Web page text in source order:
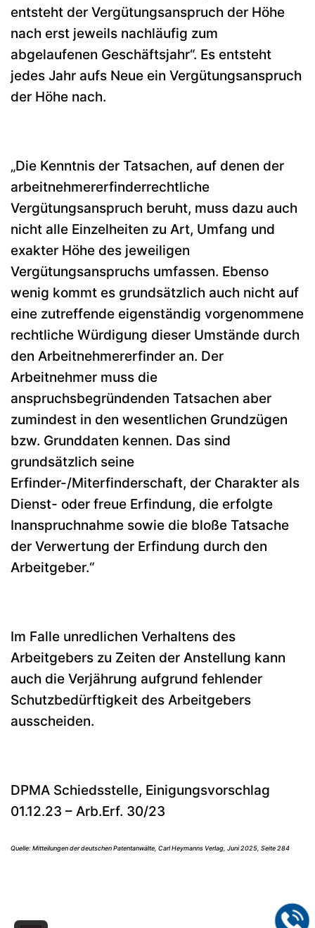
entsteht der Vergütungsanspruch der Höhe
nach erst jeweils nachläufig zum
abgelaufenen Geschäftsjahr“. Es entsteht
jedes Jahr aufs Neue ein Vergütungsanspruch
der Höhe nach.
„Die Kenntnis der Tatsachen, auf denen der
arbeitnehmererfinderrechtliche
Vergütungsanspruch beruht, muss dazu auch
nicht alle Einzelheiten zu Art, Umfang und
exakter Höhe des jeweiligen
Vergütungsanspruchs umfassen. Ebenso
wenig kommt es grundsätzlich auch nicht auf
eine zutreffende eigenständig vorgenommene
rechtliche Würdigung dieser Umstände durch
den Arbeitnehmererfinder an. Der
Arbeitnehmer muss die
anspruchsbegründenden Tatsachen aber
zumindest in den wesentlichen Grundzügen
bzw. Grunddaten kennen. Das sind
grundsätzlich seine
Erfinder-/Miterfinderschaft, der Charakter als
Dienst- oder freue Erfindung, die erfolgte
Inanspruchnahme sowie die bloße Tatsache
der Verwertung der Erfindung durch den
Arbeitgeber.“
Im Falle unredlichen Verhaltens des
Arbeitgebers zu Zeiten der Anstellung kann
auch die Verjährung aufgrund fehlender
Schutzbedürftigkeit des Arbeitgebers
ausscheiden.
DPMA Schiedsstelle, Einigungsvorschlag
01.12.23 – Arb.Erf. 30/23
Quelle: Mitteilungen der deutschen Patentanwälte, Carl Heymanns Verlag, Juni 2025, Seite 284